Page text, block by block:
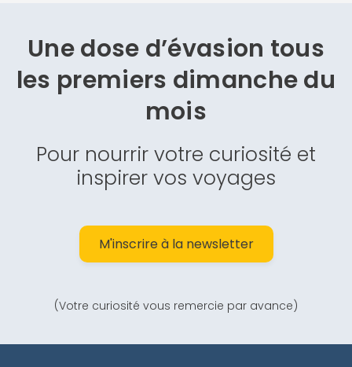
Une dose d’évasion tous
les premiers dimanche du
mois
Pour nourrir votre curiosité et
inspirer vos voyages
M'inscrire à la newsletter
(Votre curiosité vous remercie par avance)